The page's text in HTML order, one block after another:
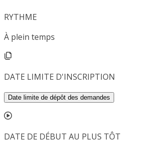
RYTHME
À plein temps
DATE LIMITE D'INSCRIPTION
Date limite de dépôt des demandes
DATE DE DÉBUT AU PLUS TÔT